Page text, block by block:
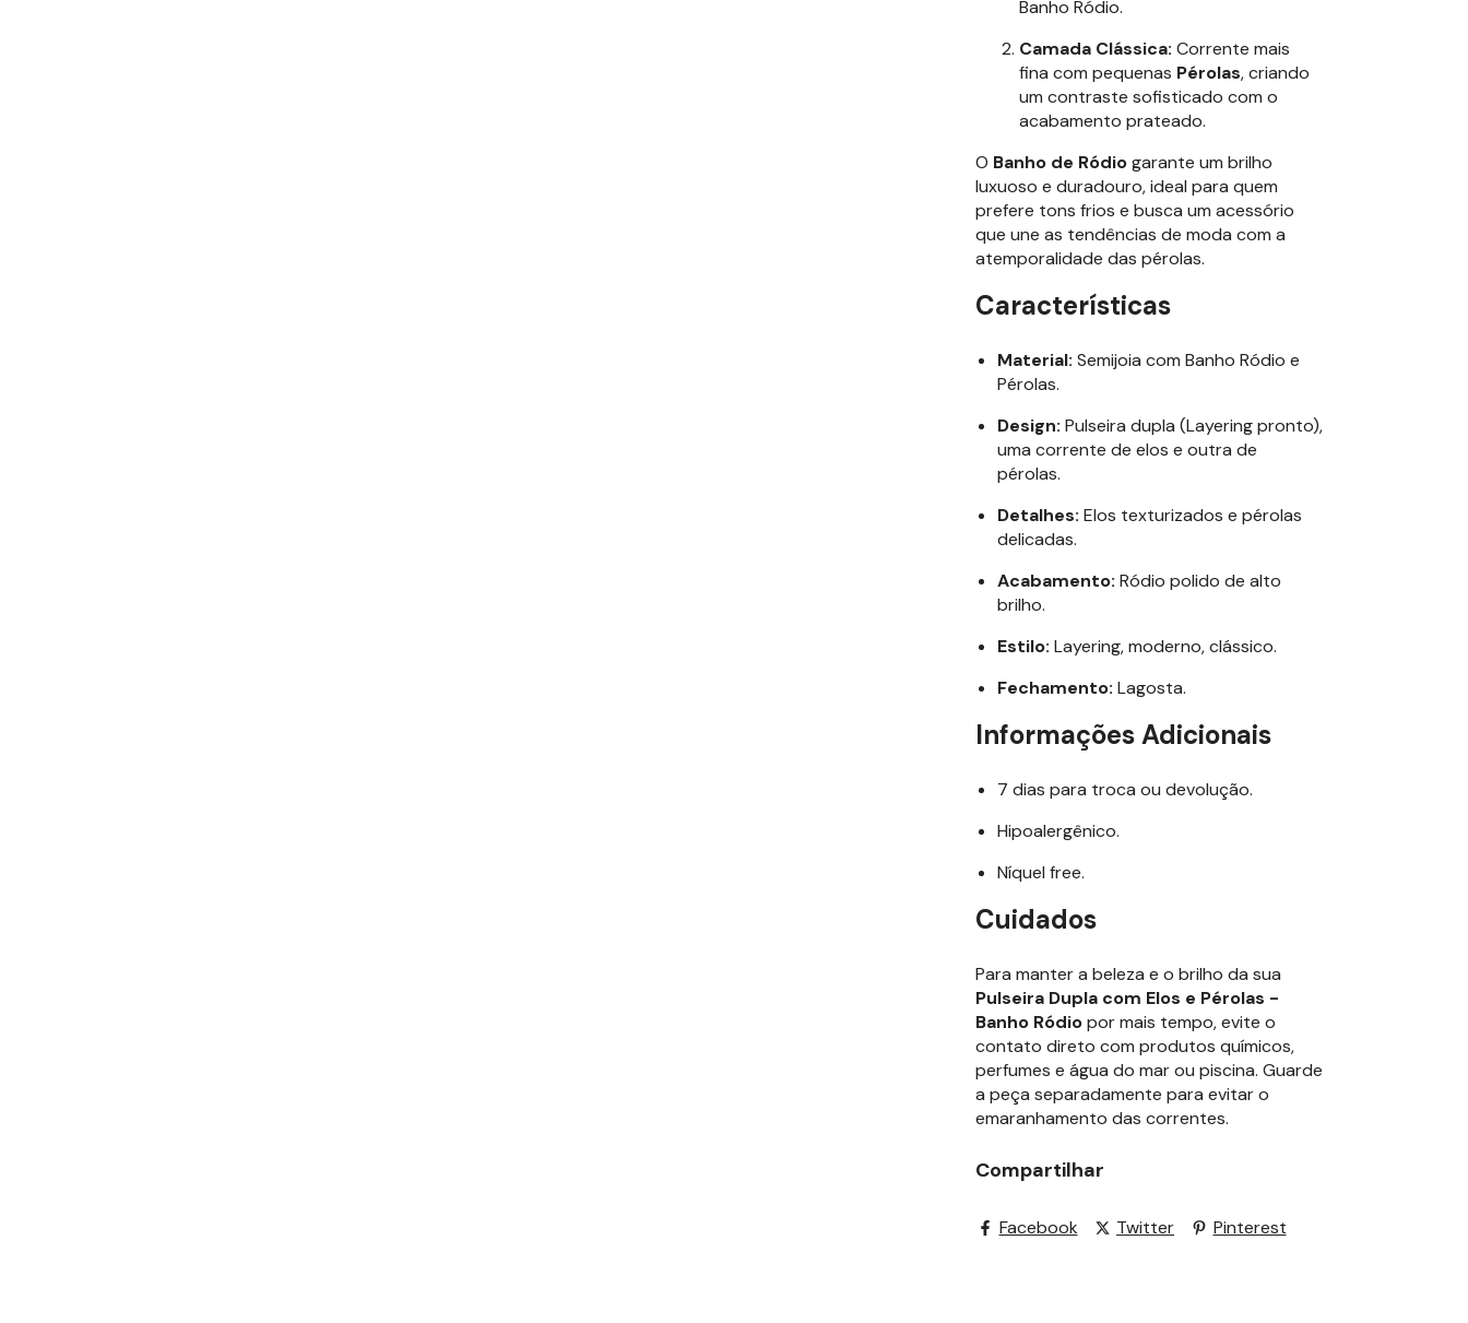
Banho Ródio.
Camada Clássica: Corrente mais
fina com pequenas Pérolas, criando
um contraste sofisticado com o
acabamento prateado.
O Banho de Ródiogarante um brilho
luxuoso e duradouro, ideal para quem
prefere tons frios e busca um acessório
que une as tendências de moda com a
atemporalidade das pérolas.
Características
Material: Semijoia com Banho Ródio e
Pérolas.
Design: Pulseira dupla (Layering pronto),
uma corrente de elos e outra de
pérolas.
Detalhes: Elos texturizados e pérolas
delicadas.
Acabamento: Ródio polido de alto
brilho.
Estilo: Layering, moderno, clássico.
Fechamento: Lagosta.
Informações Adicionais
7 dias para troca ou devolução.
Hipoalergênico.
Níquel free.
Cuidados
Para manter a beleza e o brilho da sua
Pulseira Dupla com Elos e Pérolas -
Banho Ródiopor mais tempo, evite o
contato direto com produtos químicos,
perfumes e água do mar ou piscina. Guarde
a peça separadamente para evitar o
emaranhamento das correntes.
Compartilhar
Facebook Twitter Pinterest